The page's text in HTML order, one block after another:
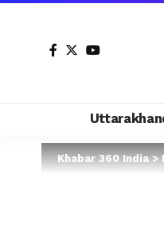
Khabar 360 India>